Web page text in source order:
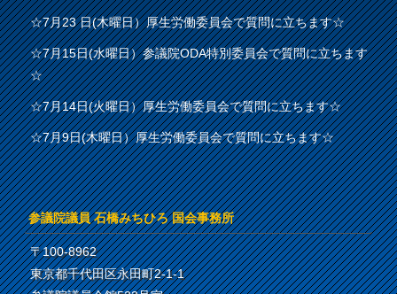
☆7月23 日(木曜日）厚生労働委員会で質問に立ちます☆
☆7月15日(水曜日）参議院ODA特別委員会で質問に立ちます
☆
☆7月14日(火曜日）厚生労働委員会で質問に立ちます☆
☆7月9日(木曜日）厚生労働委員会で質問に立ちます☆
参議院議員 石橋みちひろ 国会事務所
〒100-8962
東京都千代田区永田町2-1-1